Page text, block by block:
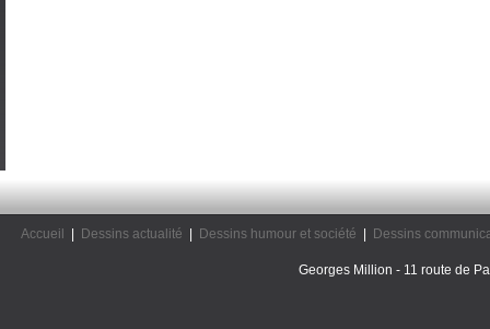
Accueil Dessins actualité Dessins humour et société Dessins
Georges Million - 11 route de